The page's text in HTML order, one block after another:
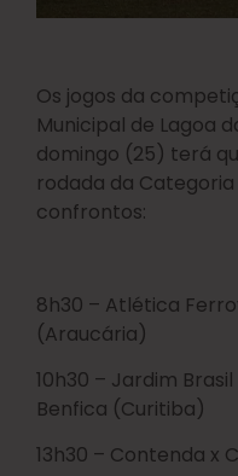
Os jogos da
Municipal de Lagoa
domingo (25) terá
rodada da
confrontos:
8h30 – Atlética
(Araucária)
10h30 – Jardim
Benfica (Curitiba)
13h30 – Contenda x